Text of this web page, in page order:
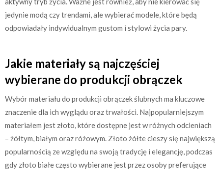
jedynie modą czy trendami, ale wybierać modele, które będą
odpowiadały indywidualnym gustom i stylowi życia pary.
Jakie materiały są najczęściej
wybierane do produkcji obrączek
Wybór materiału do produkcji obrączek ślubnych ma kluczowe
znaczenie dla ich wyglądu oraz trwałości. Najpopularniejszym
materiałem jest złoto, które dostępne jest w różnych odcieniach
– żółtym, białym oraz różowym. Złoto żółte cieszy się największą
popularnością ze względu na swoją tradycję i elegancję, podczas
gdy złoto białe często wybierane jest przez osoby preferujące